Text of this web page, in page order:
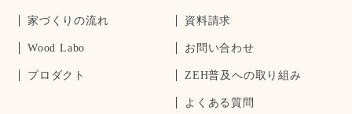
家づくりの流れ
Wood Labo
プロダクト
資料請求
お問い合わせ
ZEH普及への取り組み
よくある質問